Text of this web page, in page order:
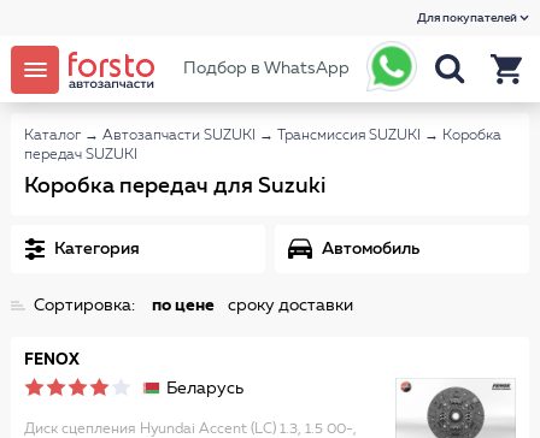
Для покупателей
Подбор в WhatsApp
Каталог → Автозапчасти SUZUKI → Трансмиссия SUZUKI → Коробка
передач SUZUKI
Коробка передач для Suzuki
Категория Автомобиль
Сортировка: по цене сроку доставки
FENOX
Беларусь
Диск сцепления Hyundai Accent (LC) 1.3, 1.5 00-,